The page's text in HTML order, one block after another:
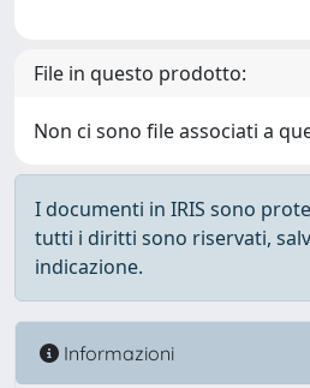
File in questo prodotto:
Non ci sono file associati a
I documenti in IRIS sono
tutti i diritti sono riservati,
indicazione.
Informazioni